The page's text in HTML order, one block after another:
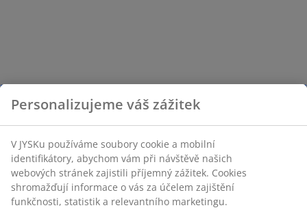
Personalizujeme váš zážitek
V JYSKu používáme soubory cookie a mobilní
identifikátory, abychom vám při návštěvě našich
webových stránek zajistili příjemný zážitek. Cookies
shromažďují informace o vás za účelem zajištění
funkčnosti, statistik a relevantního marketingu.